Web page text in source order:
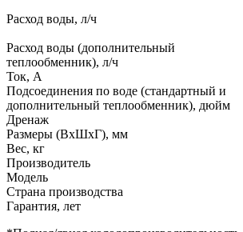
Расход воды, л/ч
Расход воды (дополнительный
теплообменник), л/ч
Ток, А
Подсоединения по воде (стандартный и
дополнительный теплообменник), дюйм
Дренаж
Размеры (ВxШxГ), мм
Вес, кг
Производитель
Модель
Страна производства
Гарантия, лет